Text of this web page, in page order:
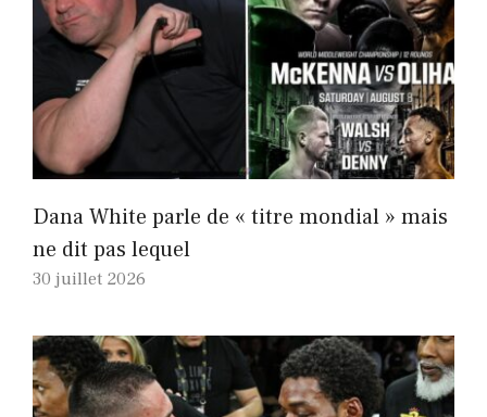
Dana White parle de « titre mondial » mais
ne dit pas lequel
30 juillet 2026